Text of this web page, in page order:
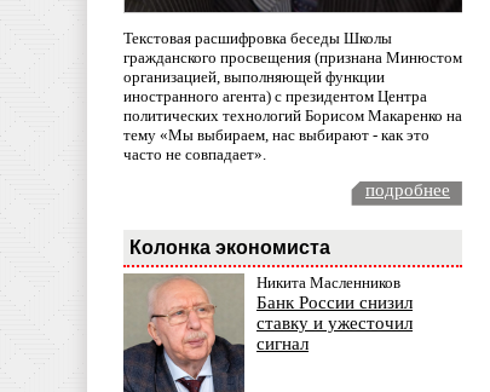
Текстовая расшифровка беседы Школы
гражданского просвещения (признана Минюстом
организацией, выполняющей функции
иностранного агента) с президентом Центра
политических технологий Борисом Макаренко на
тему «Мы выбираем, нас выбирают - как это
часто не совпадает».
подробнее
Колонка экономиста
Никита Масленников
Банк России снизил
ставку и ужесточил
сигнал